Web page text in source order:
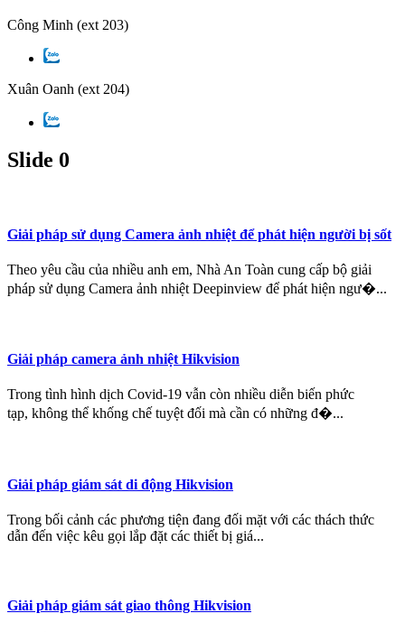
Công Minh (ext 203)
Xuân Oanh (ext 204)
Slide 0
Giải pháp sử dụng Camera ảnh nhiệt để phát hiện người bị sốt
Theo yêu cầu của nhiều anh em, Nhà An Toàn cung cấp bộ giải
pháp sử dụng Camera ảnh nhiệt Deepinview để phát hiện ngư�...
Giải pháp camera ảnh nhiệt Hikvision
Trong tình hình dịch Covid-19 vẫn còn nhiều diễn biến phức
tạp, không thể khống chế tuyệt đối mà cần có những đ�...
Giải pháp giám sát di động Hikvision
Trong bối cảnh các phương tiện đang đối mặt với các thách thức
dẫn đến việc kêu gọi lắp đặt các thiết bị giá...
Giải pháp giám sát giao thông Hikvision